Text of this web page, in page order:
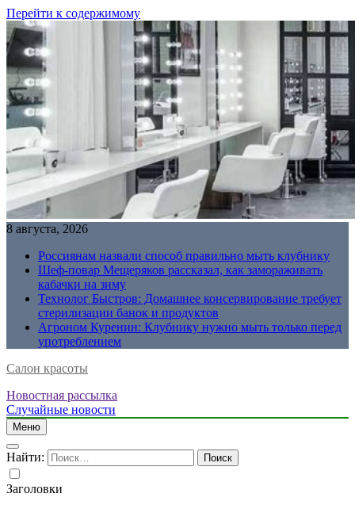
Перейти к содержимому
8 августа, 2026
Россиянам назвали способ правильно мыть клубнику
Шеф-повар Мещеряков рассказал, как замораживать
кабачки на зиму
Технолог Быстров: Домашнее консервирование требует
стерилизации банок и продуктов
Агроном Куренин: Клубнику нужно мыть только перед
употреблением
Салон красоты
Новостная рассылка
Случайные новости
Меню
Найти:
Заголовки